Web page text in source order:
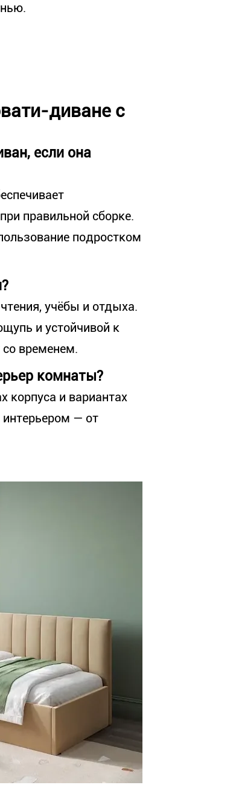
диване с
если она
правильной сборке.
подростком
учёбы и отдыха.
и устойчивой к
временем.
комнаты?
корпуса и вариантах
— от